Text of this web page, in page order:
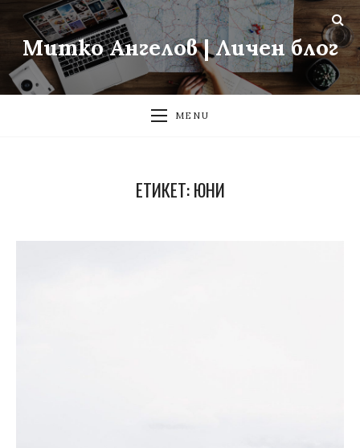
Митко Ангелов | Личен блог
MENU
ЕТИКЕТ:ЮНИ